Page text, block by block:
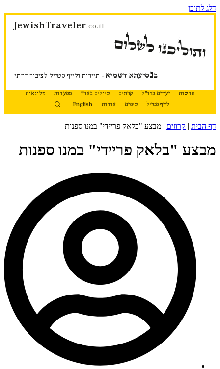
דלג לתוכן
JewishTraveler.co.il
ותוליכנו לשלום
בנסיעתא דשמיא - תיירות ולייף סטייל לציבור הדתי
חדשות יעדים בחו"ל קרוזים טיולים בארץ מסעדות
מלונאות
לייף סטייל
טיפים אודות English
דף הבית | קרוזים | מבצע "בלאק פריידי" במנו ספנות
מבצע "בלאק פריידי" במנו ספנות